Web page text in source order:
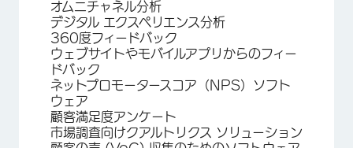
オムニチャネル分析
デジタル エクスペリエンス分析
360度フィードバック
ウェブサイトやモバイルアプリからのフィー
ドバック
ネットプロモータースコア（NPS）ソフト
ウェア
顧客満足度アンケート
市場調査向けクアルトリクス ソリューション